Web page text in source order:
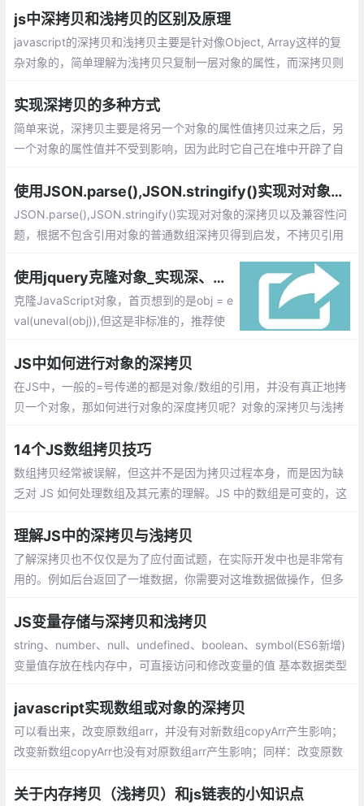
js中深拷贝和浅拷贝的区别及原理
javascript的深拷贝和浅拷贝主要是针对像Object, Array这样的复
杂对象的，简单理解为浅拷贝只复制一层对象的属性，而深拷贝则
实现深拷贝的多种方式
简单来说，深拷贝主要是将另一个对象的属性值拷贝过来之后，另
一个对象的属性值并不受到影响，因为此时它自己在堆中开辟了自
使用JSON.parse(),JSON.stringify()实现对对象的深拷贝
JSON.parse(),JSON.stringify()实现对对象的深拷贝以及兼容性问
题，根据不包含引用对象的普通数组深拷贝得到启发，不拷贝引用
用对象的指针联系。
使用jquery克隆对象_实现深、浅拷贝的简单实例
克隆JavaScript对象，首页想到的是obj = e
val(uneval(obj)),但这是非标准的，推荐使
它包含了一些额外的类型验证逻辑，并且不
会复制未定义的属性等。
JS中如何进行对象的深拷贝
在JS中，一般的=号传递的都是对象/数组的引用，并没有真正地拷
贝一个对象，那如何进行对象的深度拷贝呢？对象的深拷贝与浅拷
深拷贝：把复制的对象所引用的全部对象都复制一遍。
14个JS数组拷贝技巧
数组拷贝经常被误解，但这并不是因为拷贝过程本身，而是因为缺
乏对 JS 如何处理数组及其元素的理解。JS 中的数组是可变的，这
数组，咱们不能简单地将旧数组分配给一个新变量
理解JS中的深拷贝与浅拷贝
了解深拷贝也不仅仅是为了应付面试题，在实际开发中也是非常有
用的。例如后台返回了一堆数据，你需要对这堆数据做操作，但多
用，直接修改可能会造成隐性问题
JS变量存储与深拷贝和浅拷贝
string、number、null、undefined、boolean、symbol(ES6新增)
变量值存放在栈内存中，可直接访问和修改变量的值 基本数据类型
javascript实现数组或对象的深拷贝
可以看出来，改变原数组arr，并没有对新数组copyArr产生影响；
改变新数组copyArr也没有对原数组arr产生影响；同样：改变原数
有对原数组arr产生影响；
关于内存拷贝（浅拷贝）和js链表的小知识点